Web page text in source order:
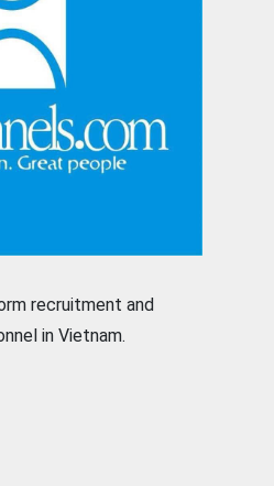
recruitment and
in Vietnam.